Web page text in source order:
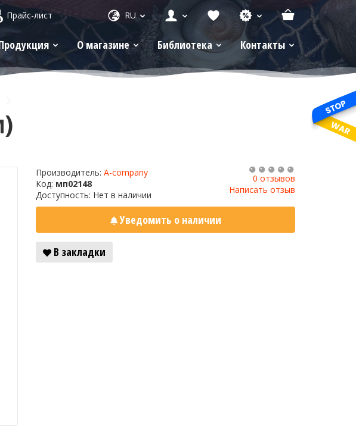
Прайс-лист RU
О магазине Библиотека Контакты
Производитель: A-company
Код: мп02148
Доступность: Нет в наличии
0 отзывов
Написать отзыв
Уведомить о наличии
В закладки